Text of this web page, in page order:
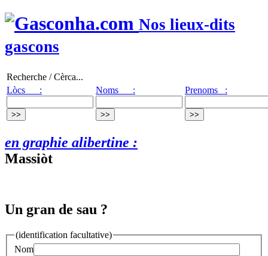
Nos lieux-dits
gascons
Recherche / Cèrca...
Lòcs :
Noms : Prenoms :
en graphie alibertine :
Massiòt
Un gran de sau ?
(identification facultative)
Nom